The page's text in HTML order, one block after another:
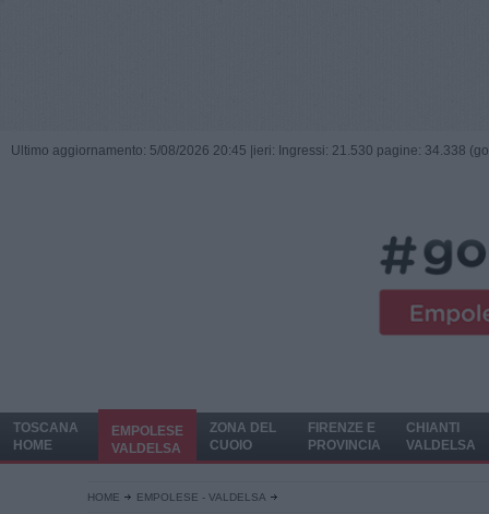
Ultimo aggiornamento: 5/08/2026 20:45 | ieri: Ingressi: 21.530 pagine: 34.338
TOSCANA
HOME
EMPOLESE
VALDELSA
ZONA DEL
CUOIO
FIRENZE E
PROVINCIA
CHIANTI
VALDELSA
HOME EMPOLESE - VALDELSA